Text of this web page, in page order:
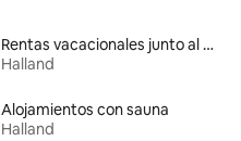
Rentas vacacionales junto al agua
Halland
Alojamientos con sauna
Halland